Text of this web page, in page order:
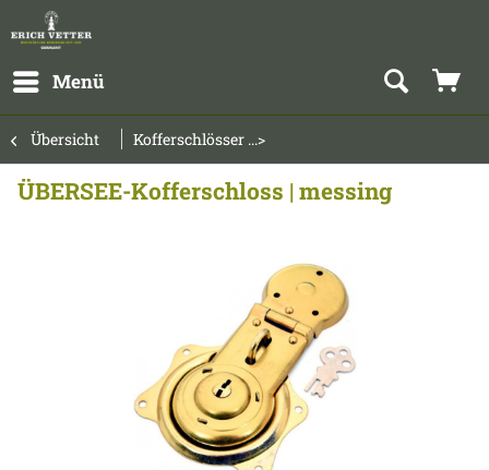
Menü
Übersicht Kofferschlösser ...>
ÜBERSEE-Kofferschloss | messing